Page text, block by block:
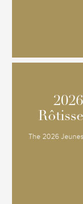
The 2026